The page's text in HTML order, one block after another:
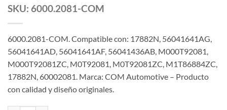
SKU: 6000.2081-COM
6000.2081-COM. Compatible con: 17882N, 56041641AG,
56041641AD, 56041641AF, 56041436AB, M000T92081,
M000T92081ZC, M0T92081, M0T92081ZC, M1T86884ZC,
17882N, 60002081. Marca: COM Automotive – Producto
con calidad y diseño originales.